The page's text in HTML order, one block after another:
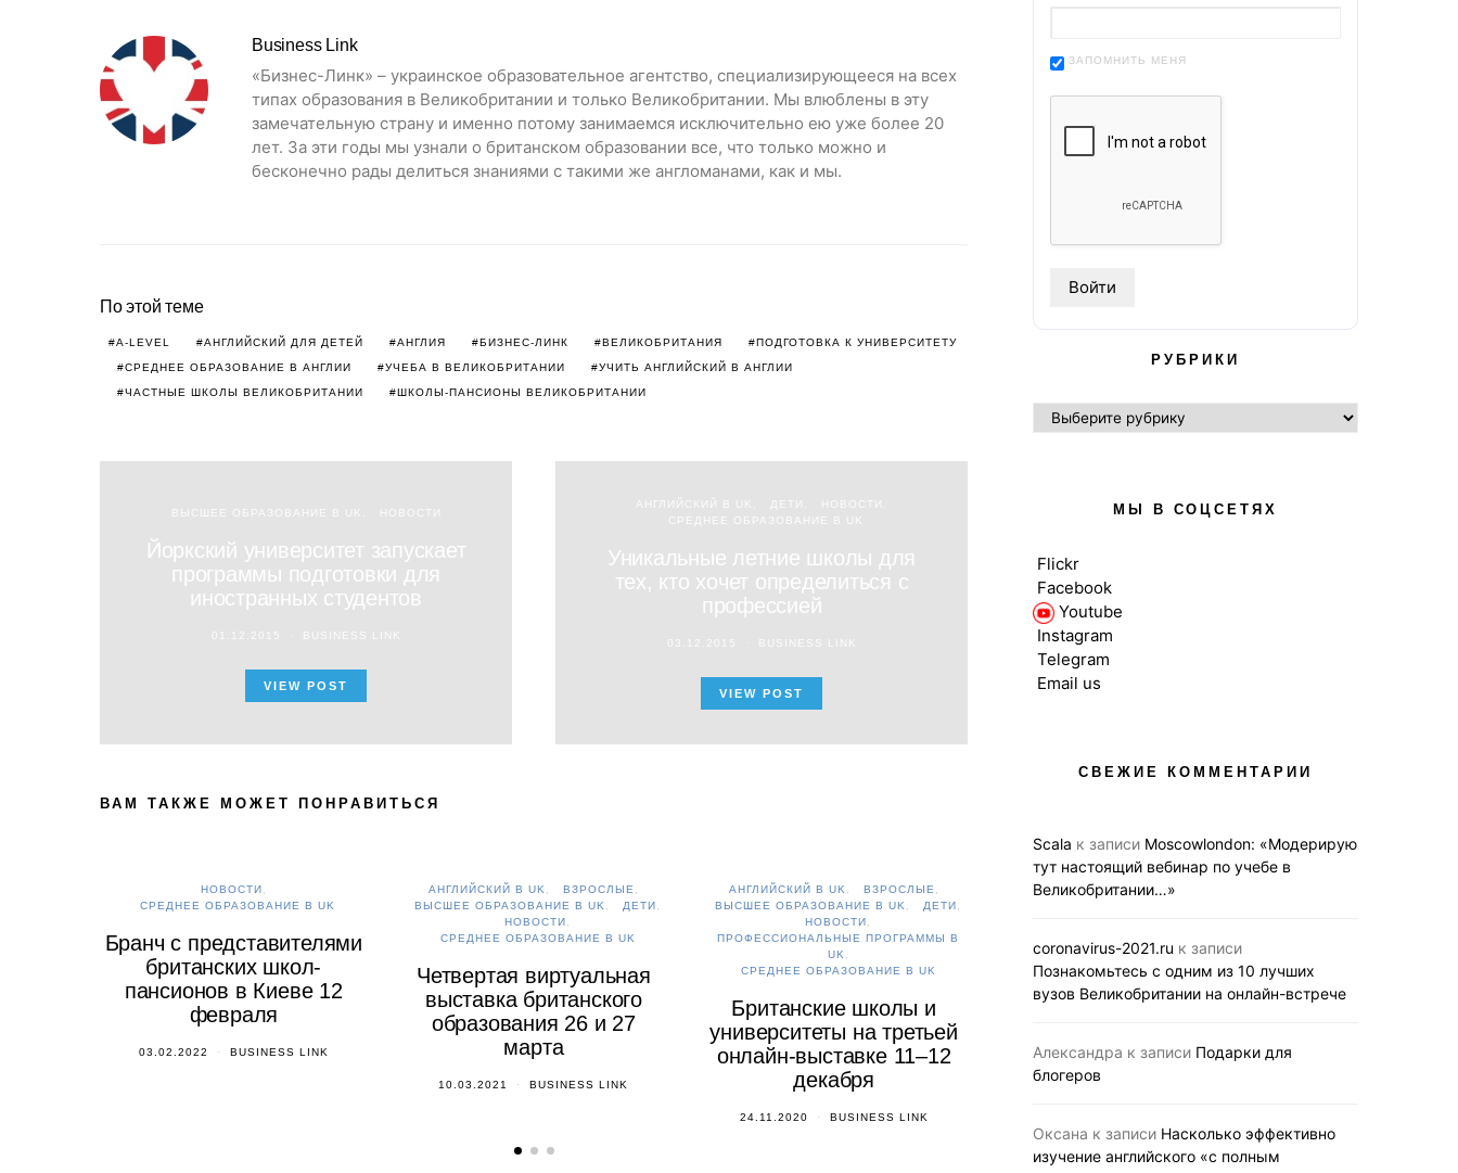
Business Link
«Бизнес-Линк» – украинское образовательное агентство, специализирующееся на всех
типах образования в Великобритании и только Великобритании. Мы влюблены в эту
замечательную страну и именно потому занимаемся исключительно ею уже более 20
лет. За эти годы мы узнали о британском образовании все, что только можно и
бесконечно рады делиться знаниями с такими же англоманами, как и мы.
По этой теме
A-LEVEL АНГЛИЙСКИЙ ДЛЯ ДЕТЕЙ АНГЛИЯ БИЗНЕС-ЛИНК ВЕЛИКОБРИТАНИЯ ПОДГОТОВКА К УНИВЕРСИТЕТУ
СРЕДНЕЕ ОБРАЗОВАНИЕ В АНГЛИИ УЧЕБА В ВЕЛИКОБРИТАНИИ УЧИТЬ АНГЛИЙСКИЙ В АНГЛИИ
ЧАСТНЫЕ ШКОЛЫ ВЕЛИКОБРИТАНИИ ШКОЛЫ-ПАНСИОНЫ ВЕЛИКОБРИТАНИИ
ВЫСШЕЕ ОБРАЗОВАНИЕ В UK НОВОСТИ
Йоркcкий университет запускает
программы подготовки для
иностранных студентов
01.12.2015 BUSINESS LINK
VIEW POST
АНГЛИЙСКИЙ В UK ДЕТИ
НОВОСТИ
СРЕДНЕЕ ОБРАЗОВАНИЕ В UK
Уникальные летние школы для
тех, кто хочет определиться с
профессией
03.12.2015 BUSINESS LINK
VIEW POST
ВАМ ТАКЖЕ МОЖЕТ ПОНРАВИТЬСЯ
НОВОСТИ
СРЕДНЕЕ ОБРАЗОВАНИЕ В UK
Бранч с представителями
британских школ-
пансионов в Киеве 12
февраля
03.02.2022 BUSINESS LINK
АНГЛИЙСКИЙ В UK
ВЗРОСЛЫЕ
ВЫСШЕЕ ОБРАЗОВАНИЕ В UK
ДЕТИ
НОВОСТИ
СРЕДНЕЕ ОБРАЗОВАНИЕ В UK
Четвертая виртуальная
выставка британского
образования 26 и 27
марта
10.03.2021 BUSINESS LINK
АНГЛИЙСКИЙ В UK
ВЗРОСЛЫЕ
ВЫСШЕЕ ОБРАЗОВАНИЕ В UK
ДЕТИ
НОВОСТИ
ПРОФЕССИОНАЛЬНЫЕ ПРОГРАММЫ В
UK
СРЕДНЕЕ ОБРАЗОВАНИЕ В UK
Британские школы и
университеты на третьей
онлайн-выставке 11–12
декабря
24.11.2020 BUSINESS LINK
АНГЛИЙСКИЙ В UK
ВЗРОСЛЫЕ
Вторая виртуальная
выставка британского
сентября
21.09.2020
вебинар
ЗАПОМНИТЬ МЕНЯ
РУБРИКИ
РУБРИКИ
МЫ В СОЦСЕТЯХ
Flickr
Facebook
Youtube
Instagram
Telegram
Email us
СВЕЖИЕ КОММЕНТАРИИ
Scala к записи Moscowlondon: «Модерирую
тут настоящий вебинар по учебе в
Великобритании…»
coronavirus-2021.ru к записи
Познакомьтесь с одним из 10 лучших
вузов Великобритании на онлайн-встрече
Александра к записи Подарки для
блогеров
Оксана к записи Насколько эффективно
изучение английского «с полным